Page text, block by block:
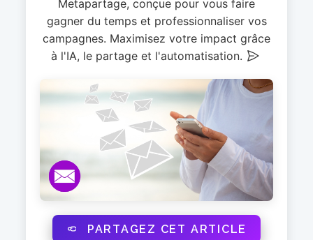
Metapartage, conçue pour vous faire
gagner du temps et professionnaliser vos
campagnes. Maximisez votre impact grâce
à l'IA, le partage et l'automatisation.
PARTAGEZ CET ARTICLE